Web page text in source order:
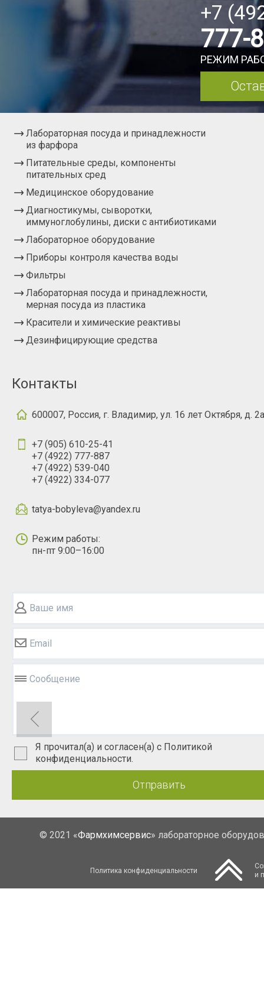
+7
777-
РЕЖИМ
Лабораторная посуда и принадлежности
из фарфора
Питательные среды, компоненты
питательных сред
Медицинское оборудование
Диагностикумы, сыворотки,
иммуноглобулины, диски с антибиотиками
Лабораторное оборудование
Приборы контроля качества воды
Фильтры
Лабораторная посуда и принадлежности,
мерная посуда из пластика
Красители и химические реактивы
Дезинфицирующие средства
Контакты
600007, Россия, г. Владимир, ул. 16 лет Октября, д. 2а
+7 (905) 610-25-41
+7 (4922) 777-887
+7 (4922) 539-040
+7 (4922) 334-077
tatya-bobyleva@yandex.ru
Режим работы:
пн-пт 9:00–16:00
Ваше имя
Email
Сообщение
Я прочитал(а) и согласен(а) с Политикой
конфиденциальности.
Отправить
© 2021 «Фармхимсервис» лабораторное
Политика конфиденциальности
и